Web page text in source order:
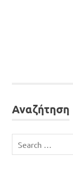
Αναζήτηση